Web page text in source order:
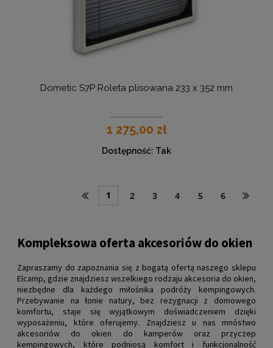
Dometic S7P Roleta plisowana 233 x 352 mm
1 275,00 zł
Dostępność: Tak
1 2 3 4 5 6
Kompleksowa oferta akcesoriów do okien
Zapraszamy do zapoznania się z bogatą ofertą naszego sklepu
Elcamp, gdzie znajdziesz wszelkiego rodzaju akcesoria do okien,
niezbędne dla każdego miłośnika podróży kempingowych.
Przebywanie na łonie natury, bez rezygnacji z domowego
komfortu, staje się wyjątkowym doświadczeniem dzięki
wyposażeniu, które oferujemy. Znajdziesz u nas mnóstwo
akcesoriów do okien do kamperów oraz przyczep
kempingowych, które podniosą komfort i funkcjonalność